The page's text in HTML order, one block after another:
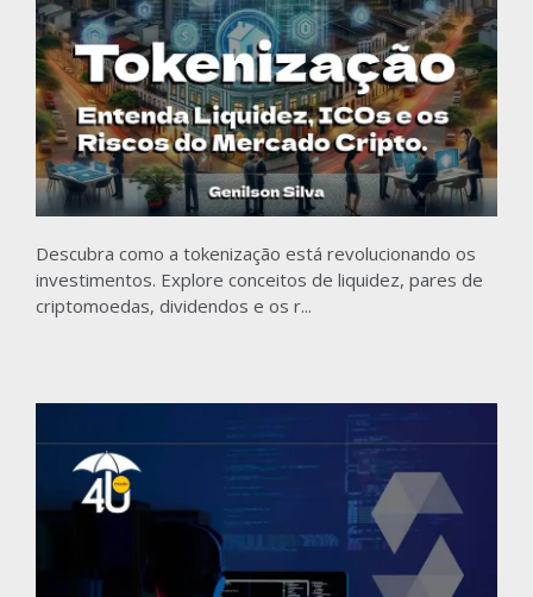
Descubra como a tokenização está revolucionando os
investimentos. Explore conceitos de liquidez, pares de
criptomoedas, dividendos e os r...